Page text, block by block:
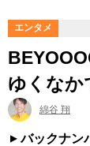
エンタメ
ゆくなか
綿谷 翔
バックナン